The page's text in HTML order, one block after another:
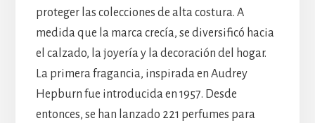
proteger las colecciones de alta costura. A
medida que la marca crecía, se diversificó hacia
el calzado, la joyería y la decoración del hogar.
La primera fragancia, inspirada en Audrey
Hepburn fue introducida en 1957. Desde
entonces, se han lanzado 221 perfumes para